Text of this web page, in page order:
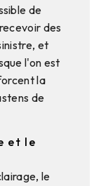
de
des
et
l'on est
la
de
et le
le